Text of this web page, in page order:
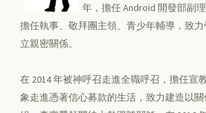
年，擔任 Android 開發部副
擔任執事、敬拜團主領、青少年輔導，致
立親密關係。
在 2014 年被神呼召走進全職呼召，擔任宣
象走進憑著信心募款的生活，致力建造以